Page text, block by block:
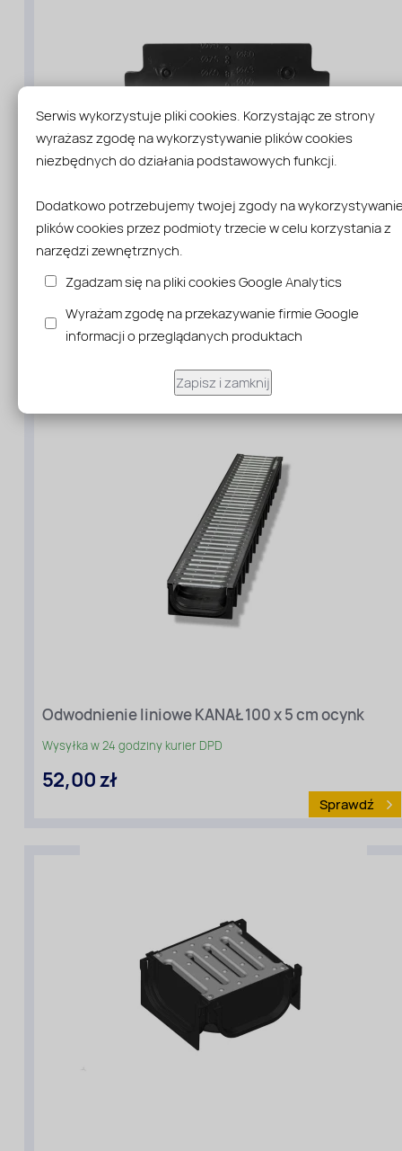
Serwis wykorzystuje pliki cookies. Korzystając ze strony
wyrażasz zgodę na wykorzystywanie plików cookies
niezbędnych do działania podstawowych funkcji.
Dodatkowo potrzebujemy twojej zgody na
plików cookies przez podmioty trzecie w celu korzystania z
narzędzi zewnętrznych.
Zgadzam się na pliki cookies Google Analytics
Wyrażam zgodę na przekazywanie firmie Google
informacji o przeglądanych produktach
Zapisz i zamknij
12,99 zł
Odwodnienie liniowe KANAŁ 100 x 5 cm ocynk
Wysyłka w 24 godziny kurier DPD
52,00 zł
Sprawdź
Wysokość
5